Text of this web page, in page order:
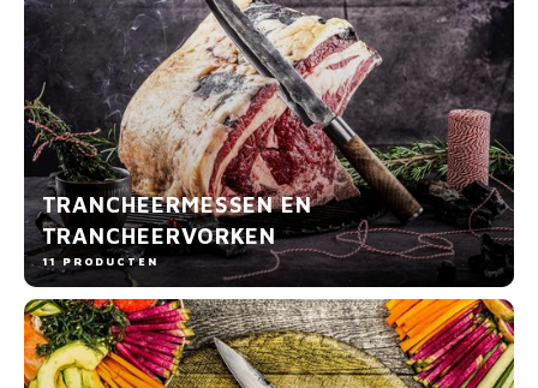
TRANCHEERMESSEN EN
TRANCHEERVORKEN
11 PRODUCTEN